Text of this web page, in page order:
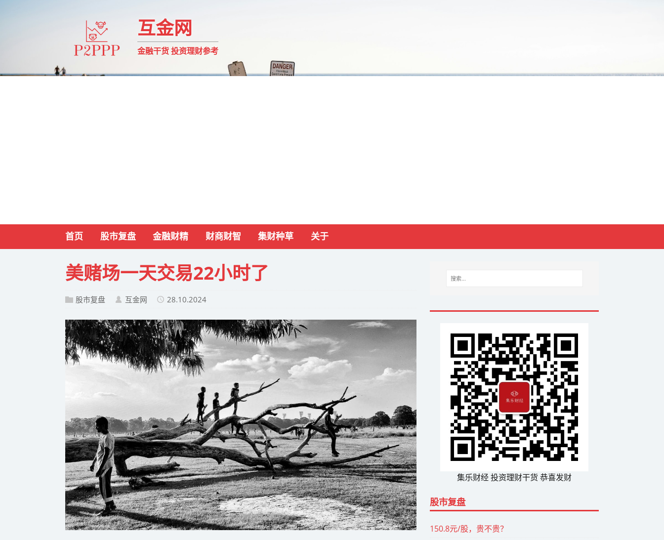
互金网
金融干货 投资理财参考
首页 股市复盘 金融财精 财商财智 集财种草 关于
美赌场一天交易22小时了
股市复盘 互金网 28.10.2024
集乐财经 投资理财干货 恭喜发财
股市复盘
150.8元/股，贵不贵？